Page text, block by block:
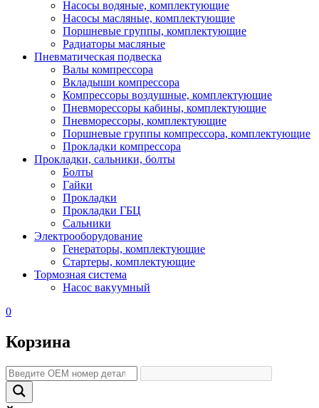
Насосы водяные, комплектующие
Насосы масляные, комплектующие
Поршневые группы, комплектующие
Радиаторы масляные
Пневматическая подвеска
Валы компрессора
Вкладыши компрессора
Компрессоры воздушные, комплектующие
Пневморессоры кабины, комплектующие
Пневморессоры, комплектующие
Поршневые группы компрессора, комплектующие
Прокладки компрессора
Прокладки, сальники, болты
Болты
Гайки
Прокладки
Прокладки ГБЦ
Сальники
Электрооборудование
Генераторы, комплектующие
Стартеры, комплектующие
Тормозная система
Насос вакуумный
0
Корзина